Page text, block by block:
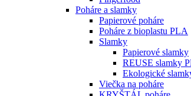
Poháre a slamky
Papierové poháre
Poháre z bioplastu PLA
Slamky
Papierové slamky
REUSE slamky
Ekologické
Viečka na poháre